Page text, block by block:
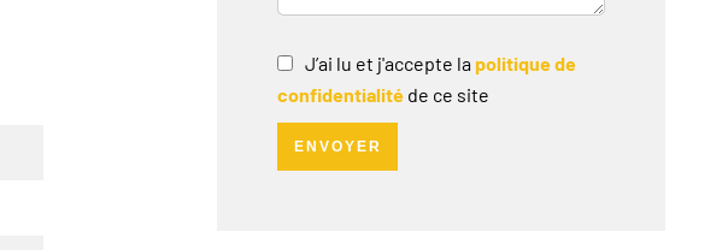
J’ai lu et j'accepte la politique de
confidentialité de ce site
ENVOYER